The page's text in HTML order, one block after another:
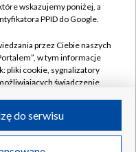
w likwidacji
wskazujemy poniżej, a
PPID do Google.
przez Ciebie naszych
w tym informacje
pliki cookie, sygnalizatory
świadczenie
przez Ciebie
do serwisu